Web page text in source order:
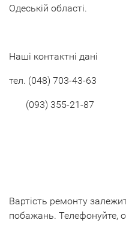
Одеській області.
Наші контактні дані
тел. (048) 703-43-63
(093) 355-21-87
Вартість ремонту
побажань. Телефонуйте,